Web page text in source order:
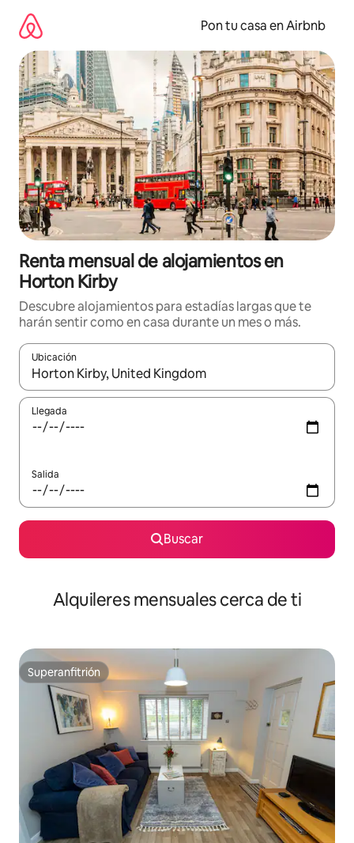
contenido
Pon tu casa en Airbnb
Renta mensual de alojamientos en
Horton Kirby
Descubre alojamientos para estadías largas que te
harán sentir como en casa durante un mes o más.
Ubicación
Cuando los resultados estén disponibles, navega con las
Llegada
Salida
Buscar
Alquileres mensuales cerca de ti
Superanfitrión
Superanfitrión